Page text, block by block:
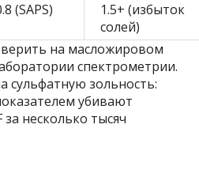
(SAPS)
1.5+ (избыток
солей)
на масложировом
спектрометрии.
сульфатную зольность:
убивают
несколько тысяч